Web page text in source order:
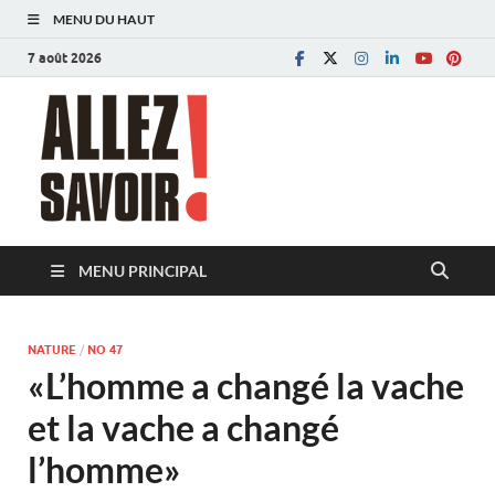
MENU DU HAUT
7 août 2026
MENU PRINCIPAL
NATURE / NO 47
«L’homme a changé la vache
et la vache a changé
l’homme»